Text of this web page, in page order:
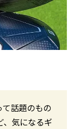
話題のもの
、気になるギ